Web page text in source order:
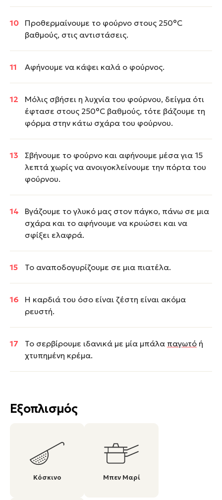
Εξοπλισμός
Κόσκινο Μπεν Μαρί
Προθερμαίνουμε το φούρνο στους 250°C
βαθμούς, στις αντιστάσεις.
Αφήνουμε να κάψει καλά ο φούρνος.
Μόλις σβήσει η λυχνία του φούρνου, δείγμα ότι
έφτασε στους 250°C βαθμούς, τότε βάζουμε τη
φόρμα στην κάτω σχάρα του φούρνου.
Σβήνουμε το φούρνο και αφήνουμε μέσα για 15
λεπτά χωρίς να ανοιγοκλείνουμε την πόρτα του
φούρνου.
Βγάζουμε το γλυκό μας στον πάγκο, πάνω σε μια
σχάρα και το αφήνουμε να κρυώσει και να
σφίξει ελαφρά.
Το αναποδογυρίζουμε σε μια πιατέλα.
Η καρδιά του όσο είναι ζέστη είναι ακόμα
ρευστή.
Το σερβίρουμε ιδανικά με μία μπάλα παγωτό ή
χτυπημένη κρέμα.